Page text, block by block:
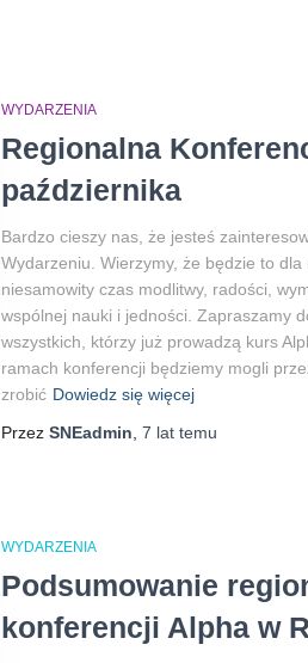
WYDARZENIA
Regionalna
października
Bardzo cieszy nas, że jesteś
Wydarzeniu. Wierzymy, że będzie to dla
niesamowity czas modlitwy, radości,
wspólnej nauki i jedności. Zapraszamy
wszystkich, którzy już prowadzą kurs
ramach konferencji będziemy mogli
zrobić Dowiedz się więcej
Przez SNEadmin 7 lat temu
WYDARZENIA
Podsumowanie
konferencji Alpha w